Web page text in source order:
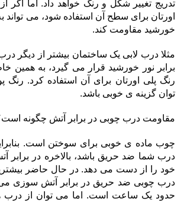
تدریج تغییر شکل و رنگ خواهد داد. اما اگر
اورتان برای سطح آن استفاده شود، می تواند
خورشید مقاومت کند.
مثلا درب لابی یک ساختمان بیشتر از دیگر
برابر نور خورشید قرار می گیرد، به همین
رنگ پلی اورتان برای آن استفاده کرد.
توان گزینه ی خوبی باشد.
مقاومت درب چوبی در برابر آتش چگونه
چوب ماده ی خوبی برای سوختن است.
درب شما ضد حریق باشد، بالاخره در
خود را از دست می دهد. در حال حاضر
درب چوبی ضد حریق در برابر آتش سوزی می
حدود یک ساعت است. اما می توان از درب